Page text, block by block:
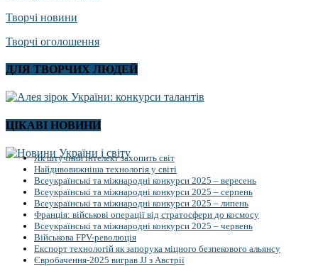
Творчі новини
Творчі оголошення
ДЛЯ ТВОРЧИХ ЛЮДЕЙ
ЦІКАВІ НОВИНИ
Як штучний інтелект захопить світ
Найдивовижніша технологія у світі
Всеукраїнські та міжнародні конкурси 2025 – вересень
Всеукраїнські та міжнародні конкурси 2025 – серпень
Всеукраїнські та міжнародні конкурси 2025 – липень
Франція: військові операції від стратосфери до космосу
Всеукраїнські та міжнародні конкурси 2025 – червень
Військова FPV-революція
Експорт технологій як запорука міцного безпекового альянсу
Євробачення-2025 виграв JJ з Австрії